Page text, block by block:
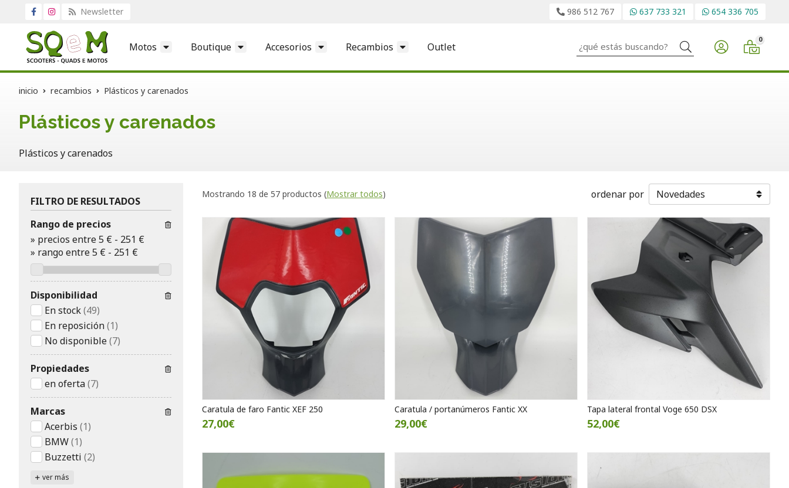
Newsletter 986 512 767 637 733 321 654 336 705
Motos Boutique Accesorios Recambios Outlet Buscar 0
inicio recambios Plásticos y carenados
Plásticos y carenados
Plásticos y carenados
Mostrando 18 de 57 productos (Mostrar todos) ordenar por
Caratula de faro Fantic XEF 250
27,00€
Caratula / portanúmeros Fantic XX
29,00€
Tapa lateral frontal Voge 650 DSX
52,00€
FILTRO DE RESULTADOS
Rango de precios
» precios entre 5 € - 251 €
» rango entre5 € - 251 €
Disponibilidad
En stock(49)
En reposición(1)
No disponible(7)
Propiedades
en oferta(7)
Marcas
Acerbis (1)
BMW(1)
Buzzetti (2)
ver más